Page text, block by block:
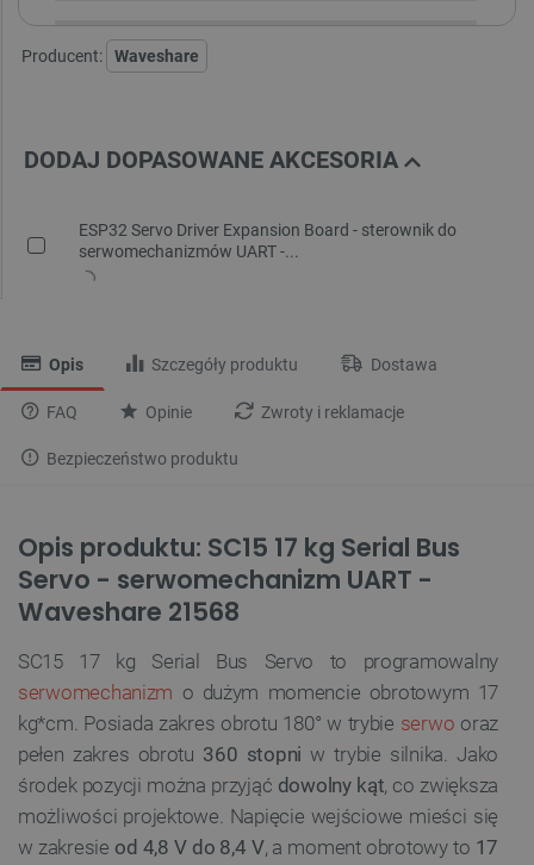
Producent: Waveshare
DODAJ DOPASOWANE AKCESORIA
ESP32 Servo Driver Expansion Board - sterownik do
serwomechanizmów UART -...
Opis Szczegóły produktu Dostawa
FAQ Opinie Zwroty i reklamacje
Bezpieczeństwo produktu
Opis produktu: SC15 17 kg Serial Bus
Servo - serwomechanizm UART -
Waveshare 21568
SC15 17 kg Serial Bus Servo to programowalny
serwomechanizm o dużym momencie obrotowym 17
kg*cm. Posiada zakres obrotu 180° w trybie serwo oraz
pełen zakres obrotu 360 stopniw trybie silnika. Jako
środek pozycji można przyjąć dowolny kąt, co zwiększa
możliwości projektowe. Napięcie wejściowe mieści się
w zakresie od 4,8 V do 8,4 V, a moment obrotowy to 17